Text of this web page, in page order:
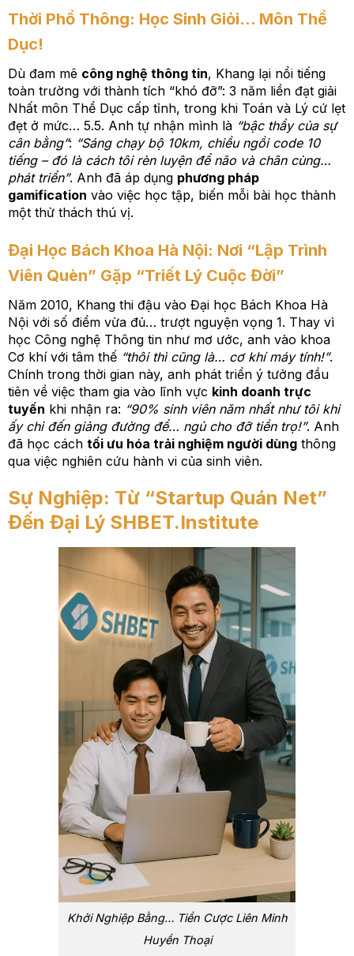
Thời Phổ Thông: Học Sinh Giỏi… Môn Thể
Dục!
Dù đam mê công nghệ thông tin, Khang lại nổi tiếng
toàn trường với thành tích “khó đỡ”: 3 năm liền đạt giải
Nhất môn Thể Dục cấp tỉnh, trong khi Toán và Lý cứ lẹt
đẹt ở mức… 5.5. Anh tự nhận mình là “bậc thầy của sự
cân bằng”: “Sáng chạy bộ 10km, chiều ngồi code 10
tiếng – đó là cách tôi rèn luyện để não và chân cùng…
phát triển”. Anh đã áp dụng phương pháp
gamification vào việc học tập, biến mỗi bài học thành
một thử thách thú vị.
Đại Học Bách Khoa Hà Nội: Nơi “Lập Trình
Viên Quèn” Gặp “Triết Lý Cuộc Đời”
Năm 2010, Khang thi đậu vào Đại học Bách Khoa Hà
Nội với số điểm vừa đủ… trượt nguyện vọng 1. Thay vì
học Công nghệ Thông tin như mơ ước, anh vào khoa
Cơ khí với tâm thế “thôi thì cũng là… cơ khí máy tính!”.
Chính trong thời gian này, anh phát triển ý tưởng đầu
tiên về việc tham gia vào lĩnh vực kinh doanh trực
tuyến khi nhận ra: “90% sinh viên năm nhất như tôi khi
ấy chỉ đến giảng đường để… ngủ cho đỡ tiền trọ!”. Anh
đã học cách tối ưu hóa trải nghiệm người dùngthông
qua việc nghiên cứu hành vi của sinh viên.
Sự Nghiệp: Từ “Startup Quán Net”
Đến Đại Lý SHBET.Institute
Khởi Nghiệp Bằng… Tiền Cược Liên Minh
Huyền Thoại